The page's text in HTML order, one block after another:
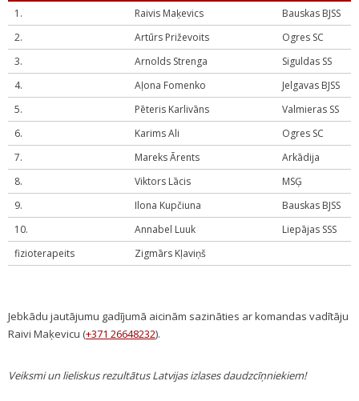
1. Raivis Maķevics
Bauskas BJSS
2.
Artūrs Priževoits
Ogres SC
3.
Arnolds Strenga
Siguldas SS
4.
Aļona Fomenko
Jelgavas BJSS
5.
Pēteris Karlivāns
Valmieras SS
6.
Karims Ali
Ogres SC
7.
Mareks Ārents
Arkādija
8.
Viktors Lācis
MSĢ
9.
Ilona Kupčiuna
Bauskas BJSS
10.
Annabel Luuk
Liepājas SSS
fizioterapeits
Zigmārs Kļaviņš
Jebkādu jautājumu gadījumā aicinām sazināties ar komandas vadītāju
Raivi Maķevicu (+371 26648232).
Veiksmi un lieliskus rezultātus Latvijas izlases daudzcīņniekiem!